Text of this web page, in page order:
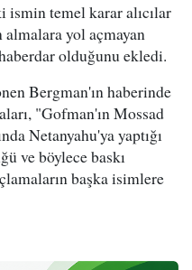
temel karar alıcılar
almalara yol açmayan
olduğunu ekledi.
Bergman'ın haberinde
"Gofman'ın Mossad
Netanyahu'ya yaptığı
ve böylece baskı
başka isimlere